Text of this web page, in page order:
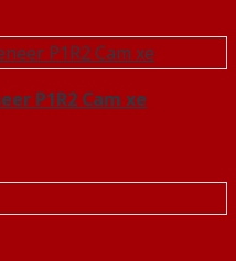
P1R2 Cam xe